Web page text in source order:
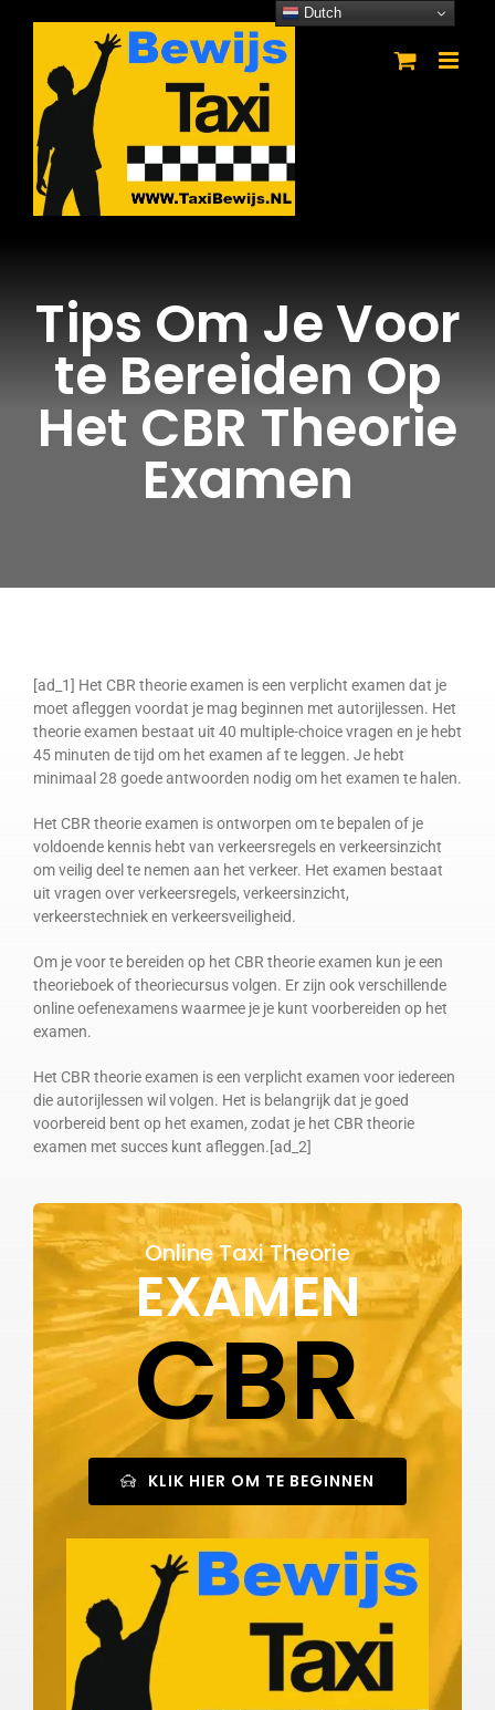
Tips Om Je Voor
te Bereiden Op
Het CBR Theorie
Examen
[ad_1] Het CBR theorie examen is een verplicht examen dat je
moet afleggen voordat je mag beginnen met autorijlessen. Het
theorie examen bestaat uit 40 multiple-choice vragen en je hebt
45 minuten de tijd om het examen af te leggen. Je hebt
minimaal 28 goede antwoorden nodig om het examen te halen.
Het CBR theorie examen is ontworpen om te bepalen of je
voldoende kennis hebt van verkeersregels en verkeersinzicht
om veilig deel te nemen aan het verkeer. Het examen bestaat
uit vragen over verkeersregels, verkeersinzicht,
verkeerstechniek en verkeersveiligheid.
Om je voor te bereiden op het CBR theorie examen kun je een
theorieboek of theoriecursus volgen. Er zijn ook verschillende
online oefenexamens waarmee je je kunt voorbereiden op het
examen.
Het CBR theorie examen is een verplicht examen voor iedereen
die autorijlessen wil volgen. Het is belangrijk dat je goed
voorbereid bent op het examen, zodat je het CBR theorie
examen met succes kunt afleggen.[ad_2]
Online Taxi Theorie
EXAMEN
CBR
KLIK HIER OM TE BEGINNEN
Dutch